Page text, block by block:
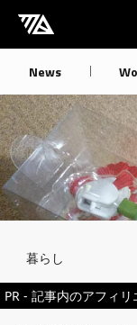
[M] mbdb [モバ
News
Breadcrumb
暮らし
PR - 記事内のアフィ